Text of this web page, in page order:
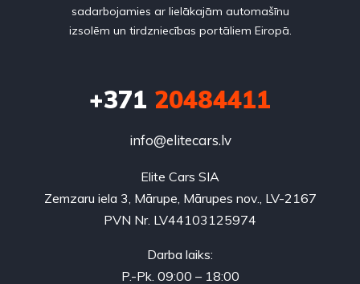
sadarbojamies ar lielākajām automašīnu
izsolēm un tirdzniecības portāliem Eiropā.
+371 20484411
info@elitecars.lv
Elite Cars SIA
Zemzaru iela 3, Mārupe, Mārupes nov., LV-2167
PVN Nr. LV44103125974
Darba laiks:
P.-Pk. 09:00 – 18:00